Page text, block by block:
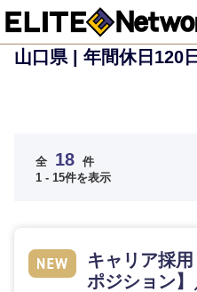
山口県 | 年間休日120
全 18 件
1 - 15件を表示
キャリア採
ポジション